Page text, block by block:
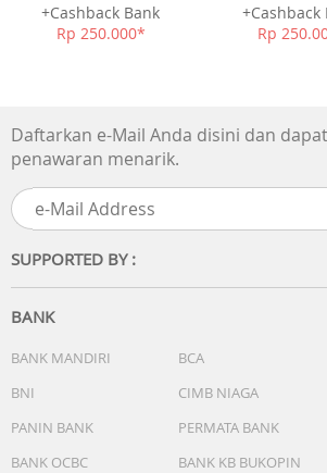
+Cashback Bank
Rp 250.000*
+Cashback
Rp
Daftarkan e-Mail Anda disini dan
penawaran menarik.
SUPPORTED BY :
BANK
BANK MANDIRI BCA
BNI
CIMB NIAGA
PANIN BANK
PERMATA BANK
BANK OCBC
BANK KB BUKOPIN